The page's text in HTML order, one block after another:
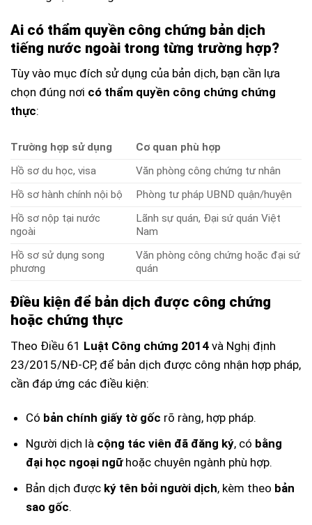
Ai có thẩm quyền công chứng bản dịch
tiếng nước ngoài trong từng trường hợp?
Tùy vào mục đích sử dụng của bản dịch, bạn cần lựa
chọn đúng nơi có thẩm quyền công chứng chứng
thực:
Trường hợp sử dụng
Cơ quan phù hợp
Hồ sơ du học, visa
Văn phòng công chứng tư nhân
Hồ sơ hành chính nội bộ
Phòng tư pháp UBND quận/huyện
Hồ sơ nộp tại nước
ngoài
Lãnh sự quán, Đại sứ quán Việt
Nam
Hồ sơ sử dụng song
phương
Văn phòng công chứng hoặc đại sứ
quán
Điều kiện để bản dịch được công chứng
hoặc chứng thực
Theo Điều 61 Luật Công chứng 2014 và Nghị định
23/2015/NĐ-CP, để bản dịch được công nhận hợp pháp,
cần đáp ứng các điều kiện:
Có bản chính giấy tờ gốc rõ ràng, hợp pháp.
Người dịch là cộng tác viên đã đăng ký, có bằng
đại học ngoại ngữhoặc chuyên ngành phù hợp.
Bản dịch được ký tên bởi người dịch, kèm theo bản
sao gốc.